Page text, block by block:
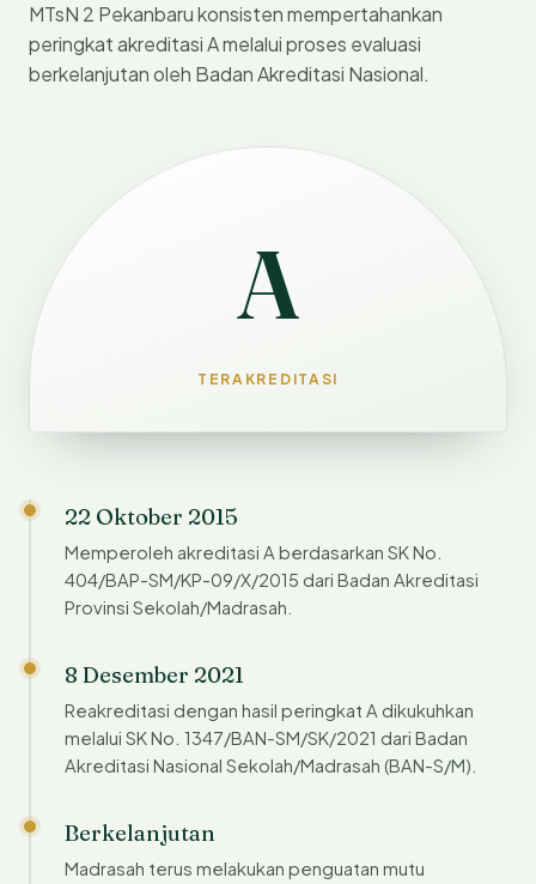
MTsN 2 Pekanbaru konsisten mempertahankan
peringkat akreditasi A melalui proses evaluasi
berkelanjutan oleh Badan Akreditasi Nasional.
A
TERAKREDITASI
22 Oktober 2015
Memperoleh akreditasi A berdasarkan SK No.
404/BAP-SM/KP-09/X/2015 dari Badan Akreditasi
Provinsi Sekolah/Madrasah.
8 Desember 2021
Reakreditasi dengan hasil peringkat A dikukuhkan
melalui SK No. 1347/BAN-SM/SK/2021 dari Badan
Akreditasi Nasional Sekolah/Madrasah (BAN-S/M).
Berkelanjutan
Madrasah terus melakukan penguatan mutu